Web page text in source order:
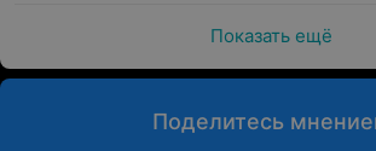
тенденциях в медицине.
Медицинский центр «МедАрт»
Показать ещё
Поделитесь